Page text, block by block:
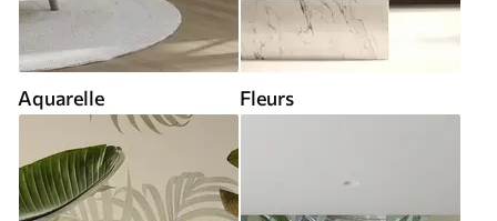
Aquarelle Fleurs